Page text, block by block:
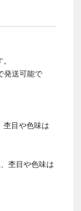
発送可能で
杢目や色味は
杢目や色味は